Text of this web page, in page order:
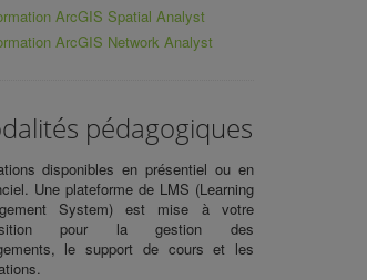
ArcGIS Spatial Analyst
ArcGIS Network Analyst
pédagogiques
disponibles en présentiel ou en
Une plateforme de LMS (Learning
System) est mise à votre
pour la gestion des
le support de cours et les